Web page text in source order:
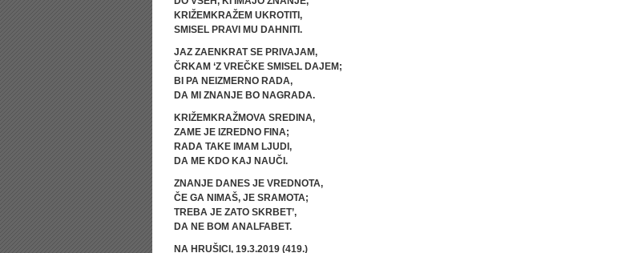
KRIŽEMKRAŽEM UKROTITI,
SMISEL PRAVI MU DAHNITI.
JAZ ZAENKRAT SE PRIVAJAM,
ČRKAM ‘Z VREČKE SMISEL DAJEM;
BI PA NEIZMERNO RADA,
DA MI ZNANJE BO NAGRADA.
KRIŽEMKRAŽMOVA SREDINA,
ZAME JE IZREDNO FINA;
RADA TAKE IMAM LJUDI,
DA ME KDO KAJ NAUČI.
ZNANJE DANES JE VREDNOTA,
ČE GA NIMAŠ, JE SRAMOTA;
TREBA JE ZATO SKRBET’,
DA NE BOM ANALFABET.
NA HRUŠICI, 19.3.2019 (419.)